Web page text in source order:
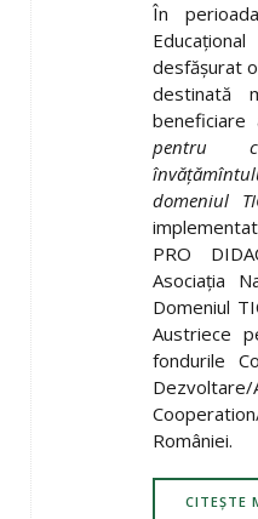
În
desfăşurat
destinată
beneficiare
pentru
domeniul
PRO
Asociaţia
Domeniul
Austriece
fondurile
României.
CITEȘTE